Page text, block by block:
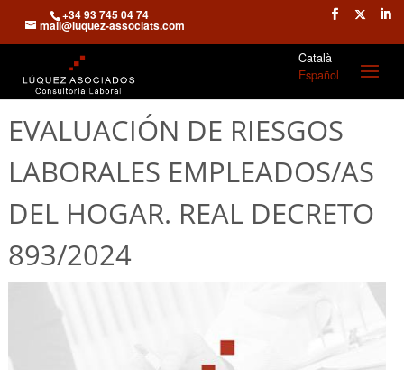
+34 93 745 04 74
mail@luquez-associats.com
Català
Español
EVALUACIÓN DE RIESGOS
LABORALES EMPLEADOS/AS
DEL HOGAR. REAL DECRETO
893/2024